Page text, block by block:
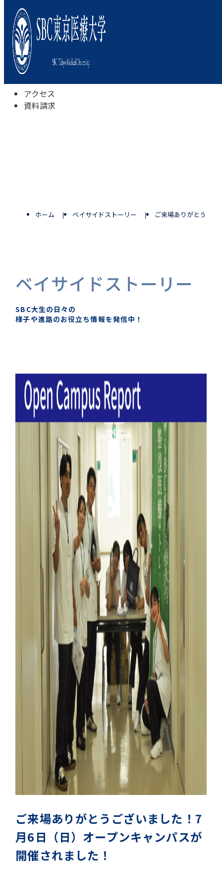
本学について
学びの特色
学部・学科
キャンパスライフ
入試情報
受験相談会
アクセス
資料請求
ベイサイドストーリー
SBC大生の日々の
様子や進路のお役立ち情報を発信中！
ホーム ベイサイドストーリー ご来場ありがとうご
ご来場ありがとうございました！7
月6日（日）オープンキャンパスが
開催されました！